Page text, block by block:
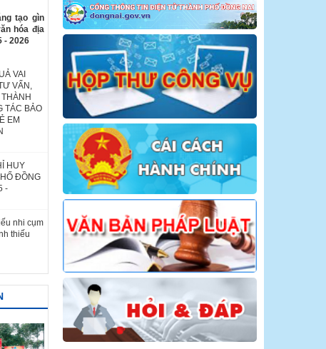
tạo gìn
hóa địa
- 2026
VAI
VẤN,
TÁC BẢO
EM
HUY
ĐỒNG
-
nhi cụm
thiếu